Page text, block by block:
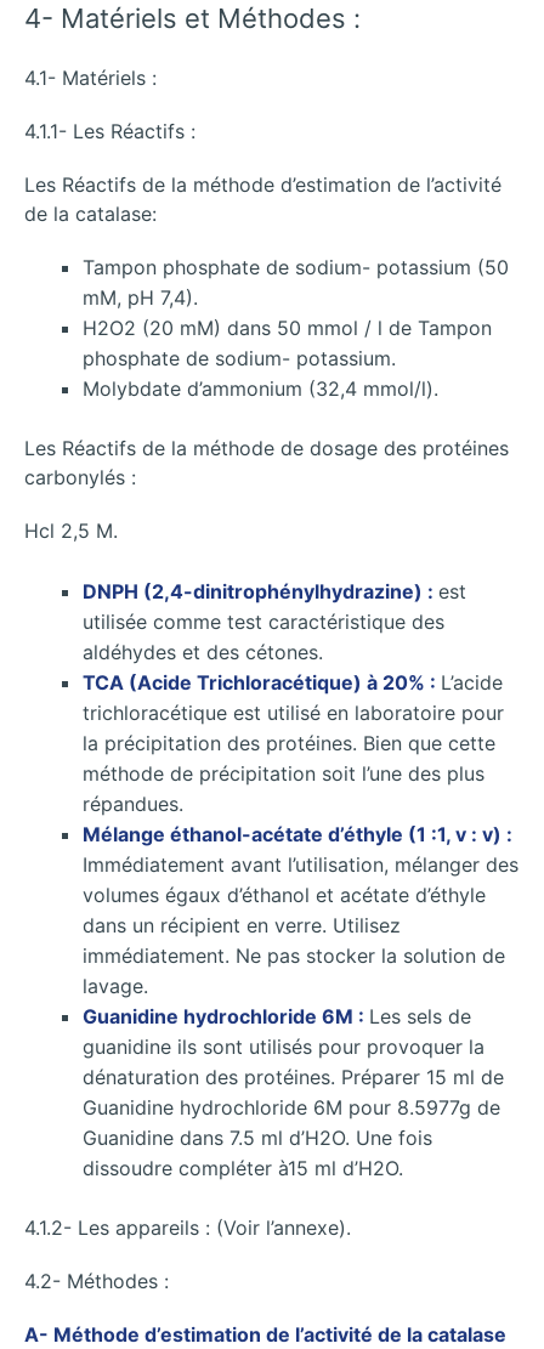
4- Matériels et Méthodes :
4.1- Matériels :
4.1.1- Les Réactifs :
Les Réactifs de la méthode d’estimation de l’activité
de la catalase:
Tampon phosphate de sodium- potassium (50
mM, pH 7,4).
H2O2 (20 mM) dans 50 mmol / l de Tampon
phosphate de sodium- potassium.
Molybdate d’ammonium (32,4 mmol/l).
Les Réactifs de la méthode de dosage des protéines
carbonylés :
Hcl 2,5 M.
DNPH (2,4-dinitrophénylhydrazine) : est
utilisée comme test caractéristique des
aldéhydes et des cétones.
TCA (Acide Trichloracétique) à 20% : L’acide
trichloracétique est utilisé en laboratoire pour
la précipitation des protéines. Bien que cette
méthode de précipitation soit l’une des plus
répandues.
Mélange éthanol-acétate d’éthyle (1 :1, v : v) :
Immédiatement avant l’utilisation, mélanger des
volumes égaux d’éthanol et acétate d’éthyle
dans un récipient en verre. Utilisez
immédiatement. Ne pas stocker la solution de
lavage.
Guanidine hydrochloride 6M : Les sels de
guanidine ils sont utilisés pour provoquer la
dénaturation des protéines. Préparer 15 ml de
Guanidine hydrochloride 6M pour 8.5977g de
Guanidine dans 7.5 ml d’H2O. Une fois
dissoudre compléter à15 ml d’H2O.
4.1.2- Les appareils : (Voir l’annexe).
4.2- Méthodes :
A- Méthode d’estimation de l’activité de la catalase